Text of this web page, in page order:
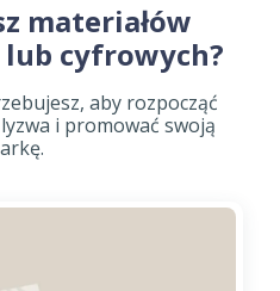
materiałów
cyfrowych?
aby rozpocząć
i promować swoją